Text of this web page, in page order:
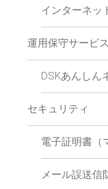
インターネッ
運用保守サービス
DSKあんしん
セキュリティ
電子証明書（
メール誤送信